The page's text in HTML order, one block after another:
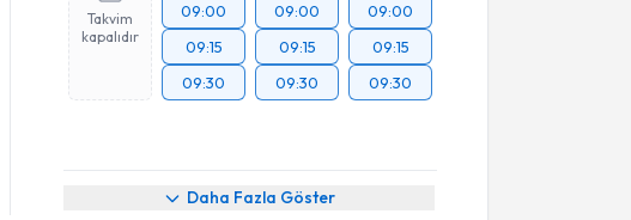
Takvim
kapalıdır
09:00
09:15
09:30
09:00
09:15
09:30
09:00
09:15
09:30
Daha Fazla Göster